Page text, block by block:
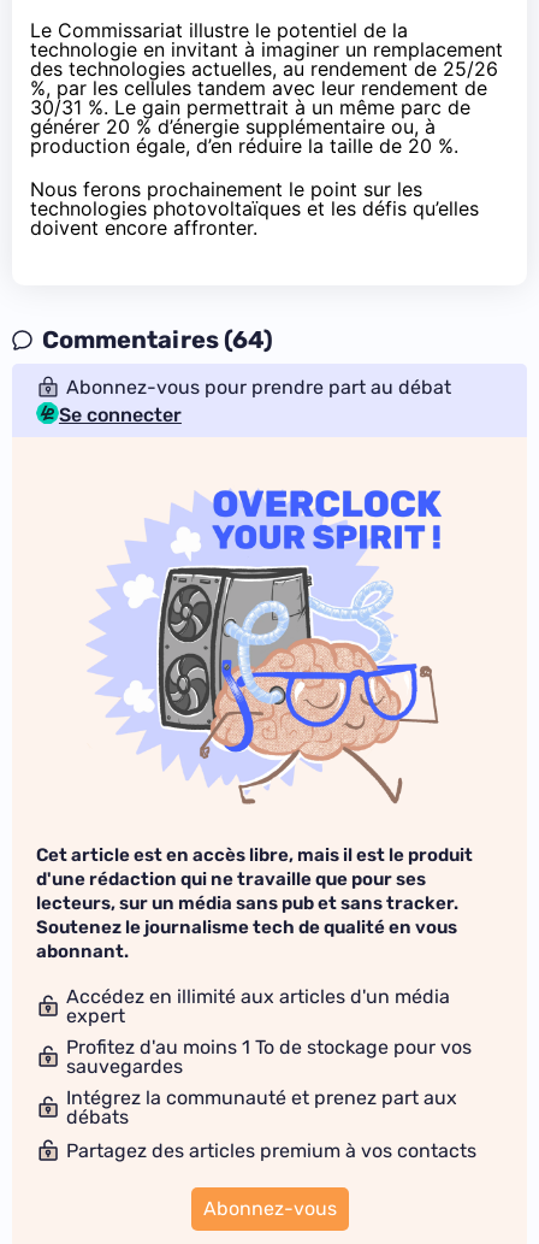
Le Commissariat illustre le potentiel de la
technologie en invitant à imaginer un remplacement
des technologies actuelles, au rendement de 25/26
%, par les cellules tandem avec leur rendement de
30/31 %. Le gain permettrait à un même parc de
générer 20 % d’énergie supplémentaire ou, à
production égale, d’en réduire la taille de 20 %.
Nous ferons prochainement le point sur les
technologies photovoltaïques et les défis qu’elles
doivent encore affronter.
Commentaires (64)
Abonnez-vous pour prendre part au débat
Se connecter
Cet article est en accès libre, mais il est le produit
d'une rédaction qui ne travaille que pour ses
lecteurs, sur un média sans pub et sans tracker.
Soutenez le journalisme tech de qualité en vous
abonnant.
Accédez en illimité aux articles d'un média
expert
Profitez d'au moins 1 To de stockage pour vos
sauvegardes
Intégrez la communauté et prenez part aux
débats
Partagez des articles premium à vos contacts
Abonnez-vous